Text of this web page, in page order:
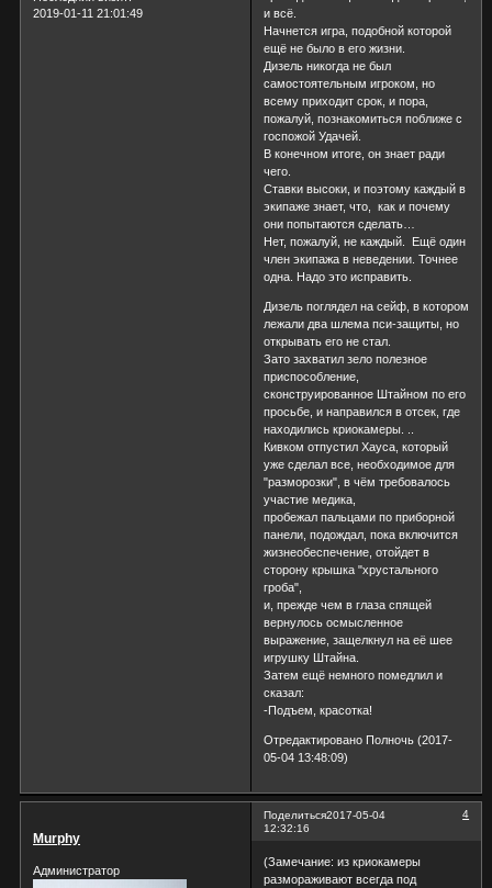
2019-01-11 21:01:49
и всё.
Начнется игра, подобной которой
ещё не было в его жизни.
Дизель никогда не был
самостоятельным игроком, но
всему приходит срок, и пора,
пожалуй, познакомиться поближе с
госпожой Удачей.
В конечном итоге, он знает ради
чего.
Ставки высоки, и поэтому каждый в
экипаже знает, что, как и почему
они попытаются сделать…
Нет, пожалуй, не каждый. Ещё один
член экипажа в неведении. Точнее
одна. Надо это исправить.
Дизель поглядел на сейф, в котором
лежали два шлема пси-защиты, но
открывать его не стал.
Зато захватил зело полезное
приспособление,
сконструированное Штайном по его
просьбе, и направился в отсек, где
находились криокамеры. ..
Кивком отпустил Хауса, который
уже сделал все, необходимое для
"разморозки", в чём требовалось
участие медика,
пробежал пальцами по приборной
панели, подождал, пока включится
жизнеобеспечение, отойдет в
сторону крышка "хрустального
гроба",
и, прежде чем в глаза спящей
вернулось осмысленное
выражение, защелкнул на её шее
игрушку Штайна.
Затем ещё немного помедлил и
сказал:
-Подъем, красотка!
Отредактировано Полночь (2017-
05-04 13:48:09)
Поделиться 4
2017-05-04
12:32:16
Murphy
Администратор
(Замечание: из криокамеры
размораживают всегда под